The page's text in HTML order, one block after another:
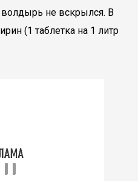
не вскрылся. В
(1 таблетка на 1 литр